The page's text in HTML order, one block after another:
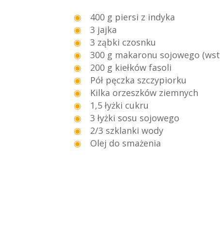
400 g piersi z indyka
3 jajka
3 ząbki czosnku
300 g makaronu sojowego
200 g kiełków fasoli
Pół pęczka szczypiorku
Kilka orzeszków ziemnych
1,5 łyżki cukru
3 łyżki sosu sojowego
2/3 szklanki wody
Olej do smażenia